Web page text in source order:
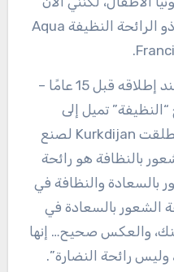
تحولت إلى العطر الكلاسيكي ذو الرائحة النظيفة Aqua
لقد غير العطر قواعد اللعبة عند إطلاقه قبل 15 عامًا –
تميل إلى
استحضار الصابون أو التلك. انطلقت Kurkdijan لصنع
بالنظافة هو رائحة
بالسعادة والنظافة في
الشعور بالسعادة في
والعكس صحيح… إنها
وليس رائحة النضارة”.